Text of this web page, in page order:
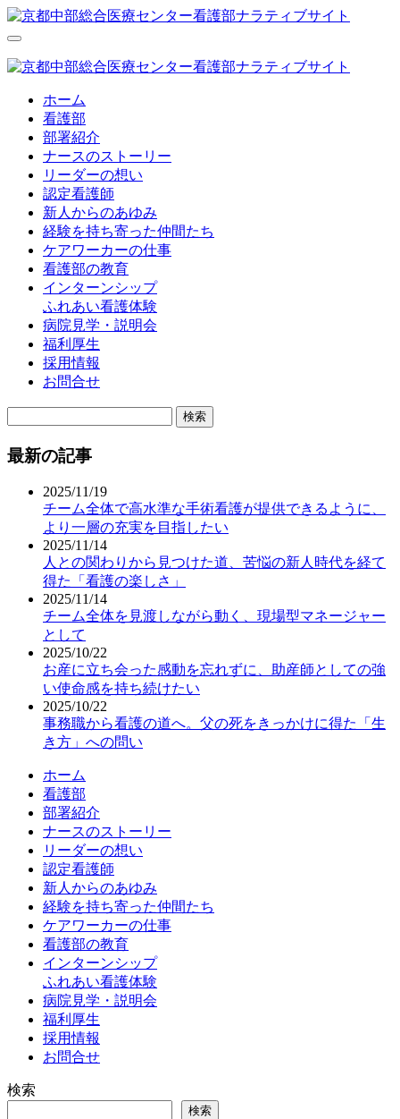
ホーム
看護部
部署紹介
ナースのストーリー
リーダーの想い
認定看護師
新人からのあゆみ
経験を持ち寄った仲間たち
ケアワーカーの仕事
看護部の教育
インターンシップ
ふれあい看護体験
病院見学・説明会
福利厚生
採用情報
お問合せ
最新の記事
2025/11/19
チーム全体で高水準な手術看護が提供できるように、
より一層の充実を目指したい
2025/11/14
人との関わりから見つけた道、苦悩の新人時代を経て
得た「看護の楽しさ」
2025/11/14
チーム全体を見渡しながら動く、現場型マネージャー
として
2025/10/22
お産に立ち会った感動を忘れずに、助産師としての強
い使命感を持ち続けたい
2025/10/22
事務職から看護の道へ。父の死をきっかけに得た「生
き方」への問い
ホーム
看護部
部署紹介
ナースのストーリー
リーダーの想い
認定看護師
新人からのあゆみ
経験を持ち寄った仲間たち
ケアワーカーの仕事
看護部の教育
インターンシップ
ふれあい看護体験
病院見学・説明会
福利厚生
採用情報
お問合せ
検索
検索